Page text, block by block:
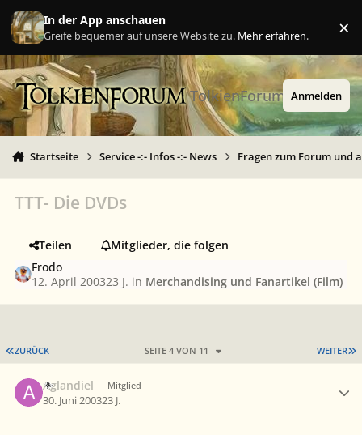
Zu Inhalt springen
In der App anschauen
Greife bequemer auf unsere Website zu. Mehr erfahren. ×
TolkienForum Anmelden
Startseite Service -:- Infos -:- News Fragen zum Forum und
TTT- Die DVDs
Teilen
Mitglieder, die folgen
Frodo
12. April 200323 J. in Merchandising und Fanartikel (Film)
ERSTE SEITE
ZURÜCK WEITER
SEITE 4 VON 11
Aglandiel Mitglied
30. Juni 200323 J.